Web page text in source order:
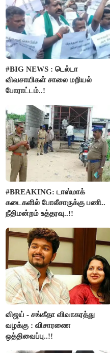
#BIG NEWS : டெல்டா
விவசாயிகள் சாலை மறியல்
போராட்டம்..!
#BREAKING: டாஸ்மாக்
கடைகளில் போலீசாருக்கு பணி..
நீதிமன்றம் உத்தரவு..!!
விஜய் - சங்கீதா விவாகரத்து
வழக்கு : விசாரணை
ஒத்திவைப்பு..!!